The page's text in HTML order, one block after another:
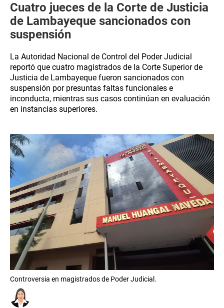
Cuatro jueces de la Corte de Justicia
de Lambayeque sancionados con
suspensión
La Autoridad Nacional de Control del Poder Judicial
reportó que cuatro magistrados de la Corte Superior de
Justicia de Lambayeque fueron sancionados con
suspensión por presuntas faltas funcionales e
inconducta, mientras sus casos continúan en evaluación
en instancias superiores.
Controversia en magistrados de Poder Judicial.